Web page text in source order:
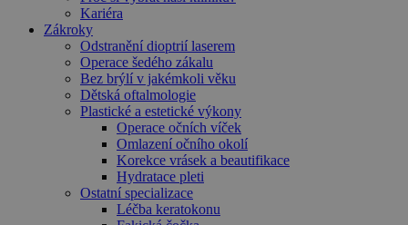
Kariéra
Zákroky
Odstranění dioptrií laserem
Operace šedého zákalu
Bez brýlí v jakémkoli věku
Dětská oftalmologie
Plastické a estetické výkony
Operace očních víček
Omlazení očního okolí
Korekce vrásek a beautifikace
Hydratace pleti
Ostatní specializace
Léčba keratokonu